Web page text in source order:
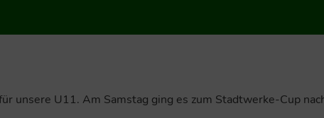
unsere U11. Am Samstag ging es zum Stadtwerke-Cup